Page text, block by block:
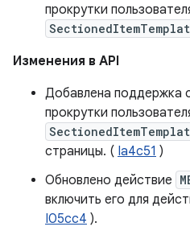
прокрутки
Изменения в API
Добавлена ​​поддержка
прокрутки
страницы. ( Ia4c51 )
Обновлено действие
включить его для
I05cc4 ).